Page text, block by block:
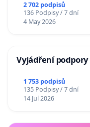
2 702 podpisů
136 Podpisy / 7 dní
4 May 2026
Vyjádření
1 753 podpisů
135 Podpisy / 7 dní
14 Jul 2026